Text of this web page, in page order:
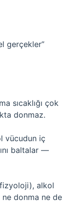
gerçekler”
sıcaklığı çok
donmaz.
vücudun iç
baltalar —
alkol
ne donma ne de